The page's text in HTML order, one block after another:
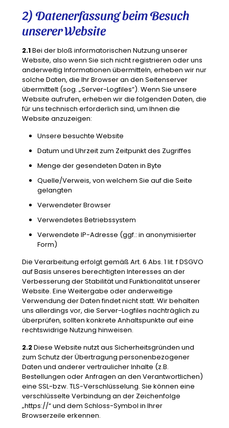
2) Datenerfassung beim Besuch
unserer Website
2.1Bei der bloß informatorischen Nutzung unserer
Website, also wenn Sie sich nicht registrieren oder uns
anderweitig Informationen übermitteln, erheben wir nur
solche Daten, die Ihr Browser an den Seitenserver
übermittelt (sog. „Server-Logfiles“). Wenn Sie unsere
Website aufrufen, erheben wir die folgenden Daten, die
für uns technisch erforderlich sind, um Ihnen die
Website anzuzeigen:
Unsere besuchte Website
Datum und Uhrzeit zum Zeitpunkt des Zugriffes
Menge der gesendeten Daten in Byte
Quelle/Verweis, von welchem Sie auf die Seite
gelangten
Verwendeter Browser
Verwendetes Betriebssystem
Verwendete IP-Adresse (ggf.: in anonymisierter
Form)
Die Verarbeitung erfolgt gemäß Art. 6 Abs. 1 lit. f DSGVO
auf Basis unseres berechtigten Interesses an der
Verbesserung der Stabilität und Funktionalität unserer
Website. Eine Weitergabe oder anderweitige
Verwendung der Daten findet nicht statt. Wir behalten
uns allerdings vor, die Server-Logfiles nachträglich zu
überprüfen, sollten konkrete Anhaltspunkte auf eine
rechtswidrige Nutzung hinweisen.
2.2Diese Website nutzt aus Sicherheitsgründen und
zum Schutz der Übertragung personenbezogener
Daten und anderer vertraulicher Inhalte (z.B.
Bestellungen oder Anfragen an den Verantwortlichen)
eine SSL-bzw. TLS-Verschlüsselung. Sie können eine
verschlüsselte Verbindung an der Zeichenfolge
„https://“ und dem Schloss-Symbol in Ihrer
Browserzeile erkennen.